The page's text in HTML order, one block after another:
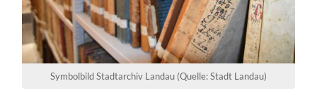
Symbolbild Stadtarchiv Landau (Quelle: Stadt Landau)